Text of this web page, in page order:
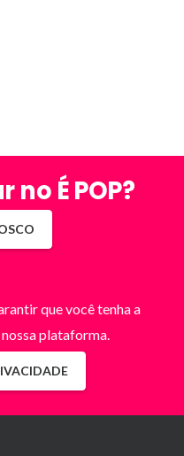
É POP?
que você tenha a
plataforma.